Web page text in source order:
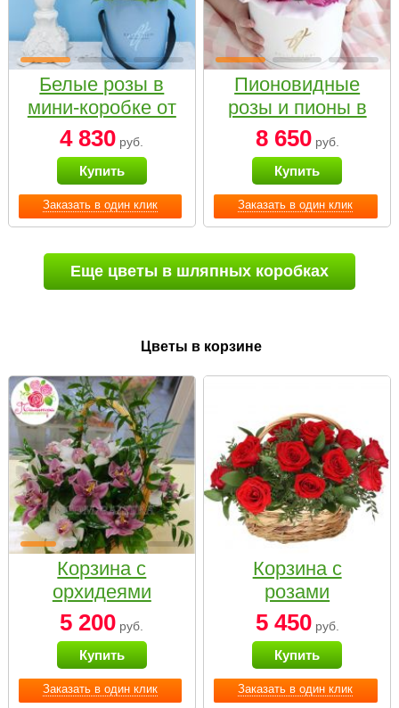
Заказать в один клик
Белые розы в
мини-коробке от
Bella Fiori
4 830 руб.
Купить
Заказать в один клик
Пионовидные
розы и пионы в
белой коробке
Small
8 650руб.
Купить
Еще цветы в шляпных коробках
Цветы в корзине
Заказать в один клик
Корзина с
орхидеями
малая
5 200 руб.
Купить
Заказать в один клик
Корзина с
розами
«Красный
Париж»
5 450руб.
Купить